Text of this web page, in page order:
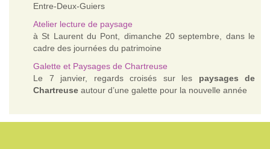
Entre-Deux-Guiers
Atelier lecture de paysage
à St Laurent du Pont, dimanche 20 septembre, dans le
cadre des journées du patrimoine
Galette et Paysages de Chartreuse
Le 7 janvier, regards croisés sur les paysages de
Chartreuse autour d’une galette pour la nouvelle année